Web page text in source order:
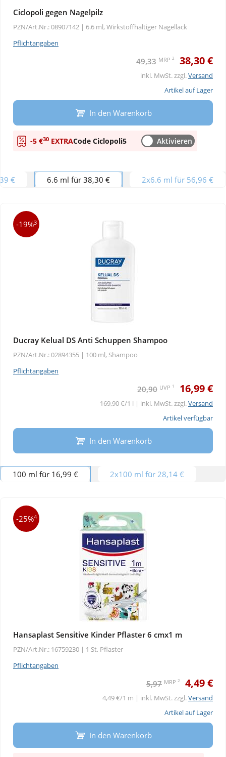
Ciclopoli gegen Nagelpilz
PZN/Art.Nr.: 08907142 | 6.6 ml, Wirkstoffhaltiger Nagellack
Pflichtangaben
49,33 MRP 2 38,30 €
inkl. MwSt. zzgl.Versand
Artikel auf Lager
In den Warenkorb
-5 €30 EXTRACode Ciclopoli5 Aktivieren
€ 6.6 ml für 38,30 € 2x6.6 ml für 56,96 €
-19%3
Ducray Kelual DS Anti Schuppen Shampoo
PZN/Art.Nr.: 02894355 | 100 ml, Shampoo
Pflichtangaben
20,90 UVP 1 16,99 €
169,90 €/1 l | inkl. MwSt. zzgl.Versand
Artikel verfügbar
In den Warenkorb
100 ml für 16,99 € 2x100 ml für 28,14 €
-25%4
Hansaplast Sensitive Kinder Pflaster 6 cmx1 m
PZN/Art.Nr.: 16759230 | 1 St, Pflaster
Pflichtangaben
5,97 MRP 2 4,49 €
4,49 €/1 m | inkl. MwSt. zzgl.Versand
Artikel auf Lager
In den Warenkorb